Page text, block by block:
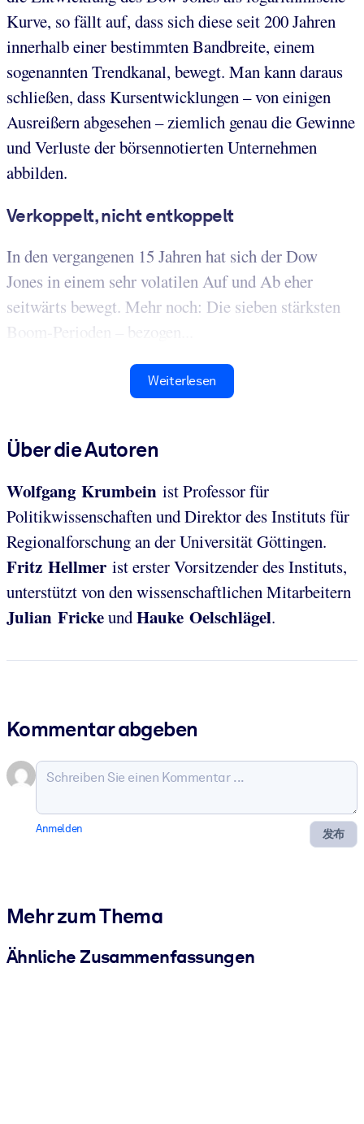
Kurve, so fällt auf, dass sich diese seit 200 Jahren
innerhalb einer bestimmten Bandbreite, einem
sogenannten Trendkanal, bewegt. Man kann daraus
schließen, dass Kursentwicklungen – von einigen
Ausreißern abgesehen – ziemlich genau die Gewinne
und Verluste der börsennotierten Unternehmen
abbilden.
Verkoppelt, nicht entkoppelt
In den vergangenen 15 Jahren hat sich der Dow
Jones in einem sehr volatilen Auf und Ab eher
seitwärts bewegt. Mehr noch: Die sieben stärksten
Boom-Perioden – bezogen...
Weiterlesen
Über die Autoren
Wolfgang Krumbein ist Professor für
Politikwissenschaften und Direktor des Instituts für
Regionalforschung an der Universität Göttingen.
Fritz Hellmer ist erster Vorsitzender des Instituts,
unterstützt von den wissenschaftlichen Mitarbeitern
Julian FrickeundHauke Oelschlägel.
Kommentar abgeben
发布
Anmelden
Mehr zum Thema
Ähnliche Zusammenfassungen